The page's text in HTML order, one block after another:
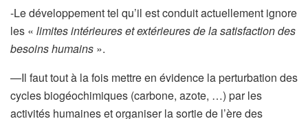
-Le développement tel qu’il est conduit actuellement ignore
les « limites intérieures et extérieures de la satisfaction des
besoins humains ».
—Il faut tout à la fois mettre en évidence la perturbation des
cycles biogéochimiques (carbone, azote, …) par les
activités humaines et organiser la sortie de l’ère des